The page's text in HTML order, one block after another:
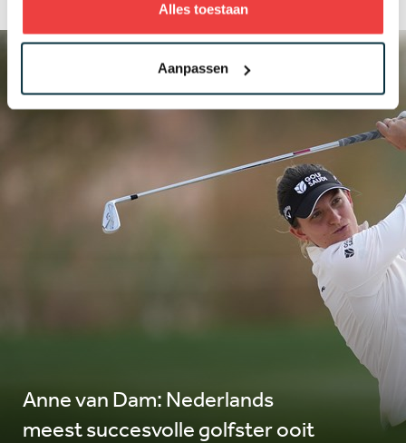
Alles toestaan
Aanpassen
Anne van Dam: Nederlands
meest succesvolle golfster ooit